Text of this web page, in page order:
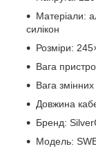
Матеріали:
силікон
Розміри:
Вага
Вага
Довжина
Бренд:
Модель: